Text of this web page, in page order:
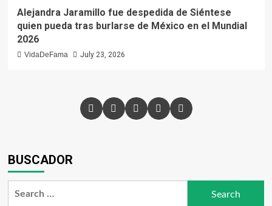
Alejandra Jaramillo fue despedida de Siéntese
quien pueda tras burlarse de México en el Mundial
2026
VidaDeFama July 23, 2026
BUSCADOR